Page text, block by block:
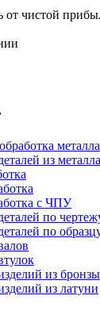
от чистой
металла
из металла
c ЧПУ
по
по
из бронзы
из латуни